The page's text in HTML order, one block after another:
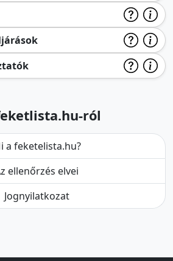
ról
a feketelista.hu?
ellenőrzés elvei
Jognyilatkozat